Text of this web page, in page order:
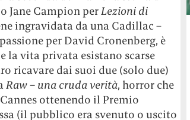
Jane Campion perLezioni di
ingravidata da una Cadillac –
per David Cronenberg, è
la vita privata esistano scarse
ricavare dai suoi due (solo due)
Raw– una cruda verità, horror che
ottenendo il Premio
(il pubblico era svenuto o uscito